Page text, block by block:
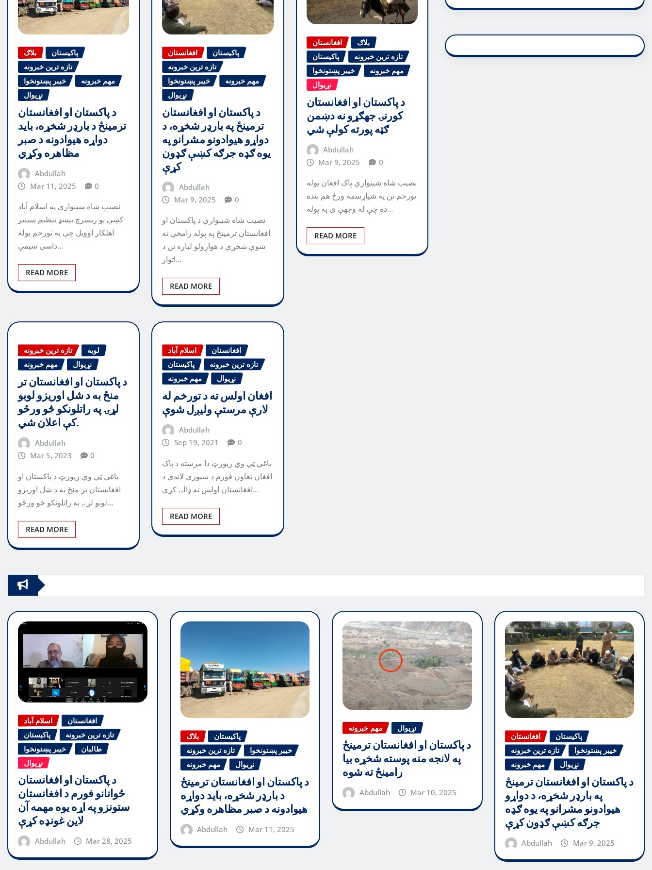
بلاګ
پاکیستان
تازه ترین خبرونه
خیبر پښتونخوا
مهم خبرونه
نړیوال
د پاکستان او افغانستان
ترمینځ د بارډر شخړه، باید
دواړه هیوادونه د صبر
مظاهره وکړي
Abdullah
Mar 11, 2025
0
نصیب شاه شینواري په اسلام آباد
کښې یو ریسرچ بیسډ تنظیم سینیر
اهلکار اوویل چې په تورخم پوله
داسې سیمې…
READ MORE
افغانستان
پاکیستان
تازه ترین خبرونه
خیبر پښتونخوا
مهم خبرونه
نړیوال
د پاکستان او افغانستان
ترمینځ په بارډر شخړه، د
دواړو هیوادونو مشرانو په
یوه ګډه جرګه کښې ګډون
کړې
Abdullah
Mar 9, 2025
0
نصیب شاه شینواري د پاکستان او
افغانستان ترمینځ په پوله رامخې ته
شوې شخړې د هوارولو لپاره نن د
اتوار…
READ MORE
افغانستان
بلاګ
پاکیستان
تازه ترین خبرونه
خیبر پښتونخوا
مهم خبرونه
نړیوال
د پاکستان او افغانستان
کورنۍ جهګړو نه دښمن
ګټه پورته کولې شي
Abdullah
Mar 9, 2025
0
نصیب شاه شینواري پاک افغان پوله
تورخم نن په شپاړسمه ورځ هم بنده
ده چې له وجهې ی په پوله…
READ MORE
تازه ترین خبرونه
لوبه
مهم خبرونه
نړیوال
د پاکستان او افغانستان تر
منځ به د شل اوریزو لوبو
لړۍ په راتلونکو څو ورځو
کې اعلان شي.
Abdullah
Mar 5, 2023
0
باغي ټي وي رپورټ د پاکستان او
افغانستان تر منځ به د شل اوریزو
لوبو لړۍ په راتلونکو څو ورځو…
READ MORE
اسلام آباد
افغانستان
پاکیستان
تازه ترین خبرونه
مهم خبرونه
نړیوال
افغان اولس ته د تورخم له
لارې مرستې ولیږل شوې
Abdullah
Sep 19, 2021
0
باغي ټي وي رپورټ دا مرسته د پاک
افغان تعاون فورم د سیوري لاندې د
افغانستان اولس ته ډالۍ کړې…
READ MORE
اسلام آباد
افغانستان
پاکیستان
تازه ترین خبرونه
خیبر پښتونخوا
طالبان
نړیوال
د پاکستان او افغانستان
ځوانانو فورم د افغانستان
ستونزو په اړه یوه مهمه آن
لاین غونډه کړې
Abdullah Mar 28, 2025
بلاګ
پاکیستان
تازه ترین خبرونه
خیبر پښتونخوا
مهم خبرونه
نړیوال
د پاکستان او افغانستان ترمینځ
د بارډر شخړه، باید دواړه
هیوادونه د صبر مظاهره وکړي
Abdullah Mar 11, 2025
مهم خبرونه نړیوال
د پاکستان او افغانستان ترمینځ
په لانجه منه پوسته شخړه بیا
رامینځ ته شوه
Abdullah Mar 10, 2025
افغانستان
پاکیستان
تازه ترین خبرونه
خیبر پښتونخوا
مهم خبرونه
نړیوال
د پاکستان او افغانستان ترمینځ
په بارډر شخړه، د دواړو
هیوادونو مشرانو په یوه ګډه
جرګه کښې ګډون کړې
Abdullah Mar 9, 2025